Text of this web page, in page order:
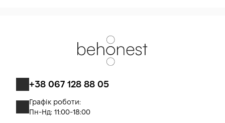
+38 067 128 88 05
Графік роботи:
Пн-Нд: 11:00-18:00